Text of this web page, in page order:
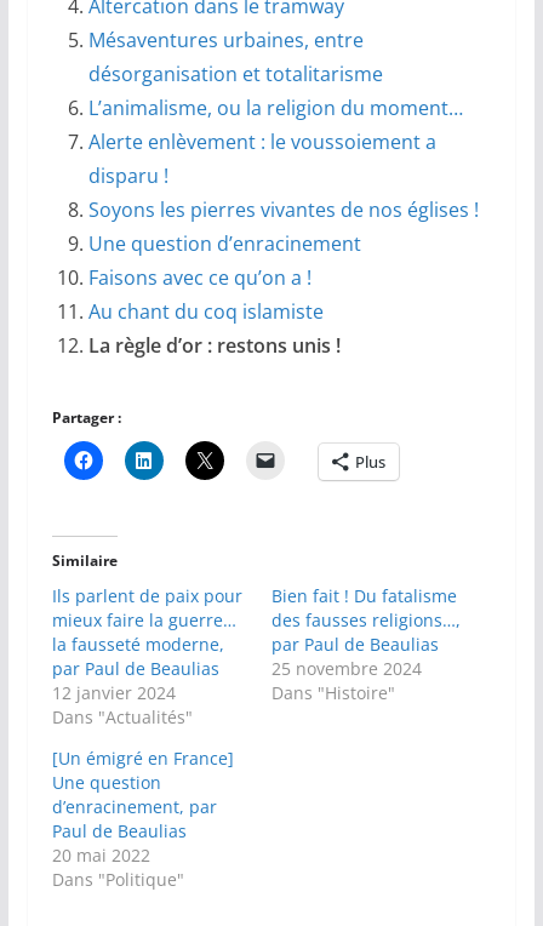
Altercation dans le tramway
Mésaventures urbaines, entre
désorganisation et totalitarisme
L’animalisme, ou la religion du moment…
Alerte enlèvement : le voussoiement a
disparu !
Soyons les pierres vivantes de nos églises !
Une question d’enracinement
Faisons avec ce qu’on a !
Au chant du coq islamiste
La règle d’or : restons unis !
Partager :
Plus
Similaire
Ils parlent de paix pour
mieux faire la guerre…
la fausseté moderne,
par Paul de Beaulias
12 janvier 2024
Dans "Actualités"
Bien fait ! Du fatalisme
des fausses religions…,
par Paul de Beaulias
25 novembre 2024
Dans "Histoire"
[Un émigré en France]
Une question
d’enracinement, par
Paul de Beaulias
20 mai 2022
Dans "Politique"